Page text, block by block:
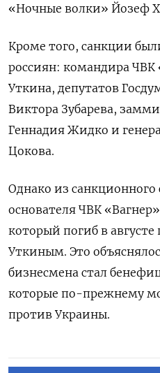
«Ночные волки» Йозеф
Кроме того, санкции
россиян: командира
Уткина, депутатов
Виктора Зубарева,
Геннадия Жидко и
Цокова.
Однако из санкционного
основателя ЧВК
который погиб в
Уткиным. Это
бизнесмена стал
которые по-прежнему
против Украины.